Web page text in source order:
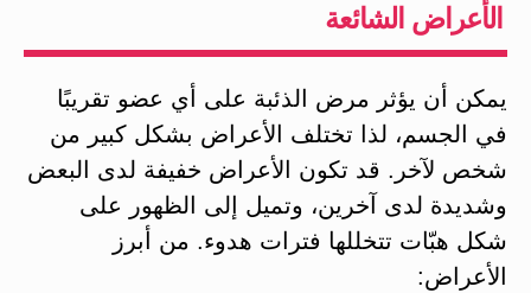
الأعراض الشائعة
يمكن أن يؤثر مرض الذئبة على أي عضو تقريبًا
في الجسم، لذا تختلف الأعراض بشكل كبير من
شخص لآخر. قد تكون الأعراض خفيفة لدى البعض
وشديدة لدى آخرين، وتميل إلى الظهور على
شكل هبّات تتخللها فترات هدوء​. من أبرز
الأعراض: